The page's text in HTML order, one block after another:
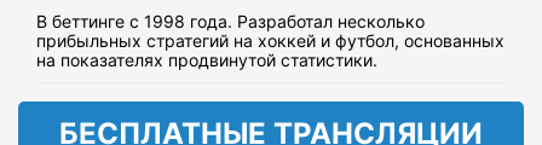
В беттинге с 1998 года. Разработал несколько
прибыльных стратегий на хоккей и футбол, основанных
на показателях продвинутой статистики.
БЕСПЛАТНЫЕ ТРАНСЛЯЦИИ